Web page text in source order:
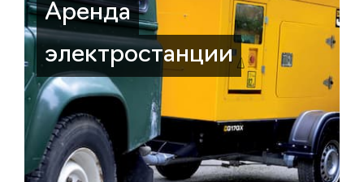
Аренда
электростанции